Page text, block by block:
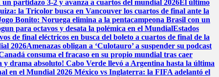
partidazo 3-2 y avanza a cuartos del mundial 2026El último
la Tricolor busca en Vancouver los cuartos de final ante la
Bonito: Noruega elimina a la pentacampeona Brasil con un
para octavos y desata la polémica en el MundialEstados
de final eléctricos en busca del boleto a cuartos de final de la
2026Amenazas obligan a ‘Culotauro’ a suspender su podcast
consuma el fracaso en su propio mundial tras caer
y drama absoluto! Cabo Verde llevó a Argentina hasta la última
en el Mundial 2026 México vs Inglaterra: la FIFA adelantó el